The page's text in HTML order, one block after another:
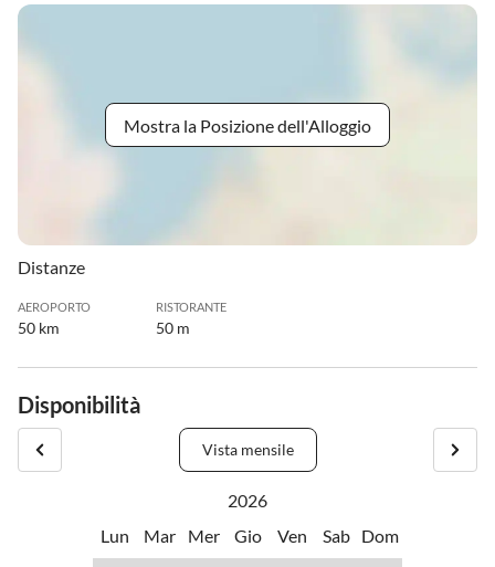
Mostra la Posizione dell'Alloggio
Distanze
AEROPORTO
50 km
RISTORANTE
50 m
Disponibilità
Vista mensile
2026
Lun
Mar Mer Gio Ven Sab Dom